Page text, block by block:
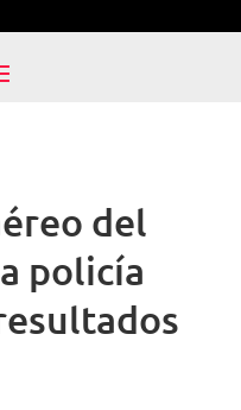
del
policía